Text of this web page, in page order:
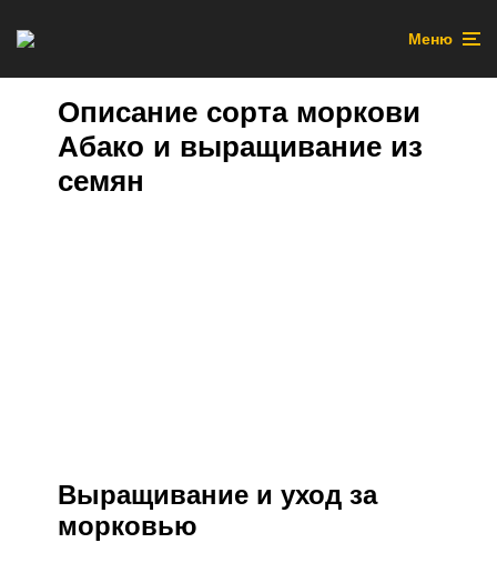
Меню
Описание сорта моркови
Абако и выращивание из
семян
Выращивание и уход за
морковью